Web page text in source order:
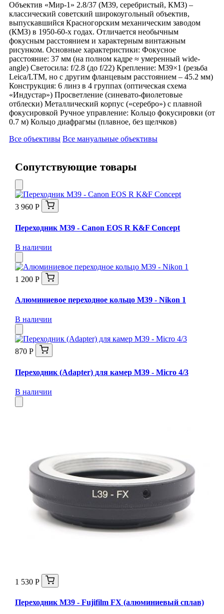
Объектив «Мир-1» 2.8/37 (М39, серебристый, КМЗ) –
классический советский широкоугольный объектив,
выпускавшийся Красногорским механическим заводом
(КМЗ) в 1950-60-х годах. Отличается необычным
фокусным расстоянием и характерным винтажным
рисунком. Основные характеристики: Фокусное
расстояние: 37 мм (на полном кадре ≈ умеренный wide-
angle) Светосила: f/2.8 (до f/22) Крепление: M39×1 (резьба
Leica/LTM, но с другим фланцевым расстоянием – 45.2 мм)
Конструкция: 6 линз в 4 группах (оптическая схема
«Индустар») Просветление (синевато-фиолетовые
отблески) Металлический корпус («серебро») с плавной
фокусировкой Ручное управление: Кольцо фокусировки (от
0.7 м) Кольцо диафрагмы (плавное, без щелчков)
Все объективы Все мануальные объективы
Сопутствующие товары
3 960 Р
Переходник M39 - Canon EOS R K&F Concept
В наличии
1 200 Р
Алюминиевое переходное кольцо M39 - Nikon 1
В наличии
870 Р
Переходник (Adapter) для камер M39 - Micro 4/3
В наличии
1 530 Р
Переходник M39 - Fujifilm FX (алюминиевый сплав)